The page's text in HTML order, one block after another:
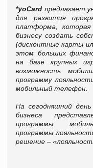
*yoCard предлагает
для развития
платформа, которая
бизнесу создать
(дисконтные карты
этом больших
на базе крупных
возможность
программу
мобильный телефон.
На сегодняшний
бизнеса
программы,
программы
решение –